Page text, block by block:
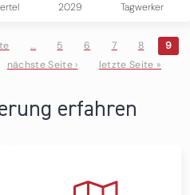
2029
Tagwerker
… 5 6 7 8
9
nächste Seite › letzte Seite »
erfahren